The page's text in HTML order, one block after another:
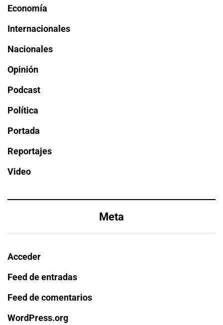
Economía
Internacionales
Nacionales
Opinión
Podcast
Política
Portada
Reportajes
Video
Meta
Acceder
Feed de entradas
Feed de comentarios
WordPress.org